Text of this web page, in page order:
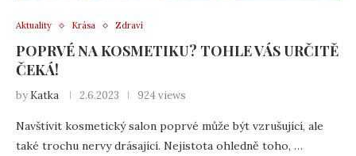
Aktuality Krása Zdraví
POPRVÉ NA KOSMETIKU? TOHLE VÁS URČITĚ
ČEKÁ!
by Katka 2.6.2023 924 views
Navštívit kosmetický salon poprvé může být vzrušující, ale
také trochu nervy drásající. Nejistota ohledně toho, …